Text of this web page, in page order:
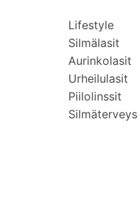
Lifestyle
Silmälasit
Aurinkolasit
Urheilulasit
Piilolinssit
Silmäterveys